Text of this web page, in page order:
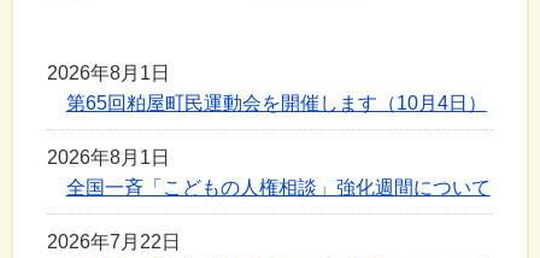
2026年8月1日
第65回粕屋町民運動会を開催します（10月4日）
2026年8月1日
全国一斉「こどもの人権相談」強化週間について
2026年7月22日